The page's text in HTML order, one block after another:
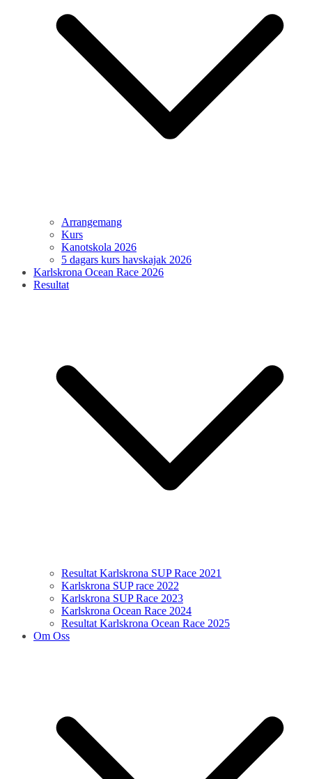
Arrangemang
Kurs
Kanotskola 2026
5 dagars kurs havskajak 2026
Karlskrona Ocean Race 2026
Resultat
Resultat Karlskrona SUP Race 2021
Karlskrona SUP race 2022
Karlskrona SUP Race 2023
Karlskrona Ocean Race 2024
Resultat Karlskrona Ocean Race 2025
Om Oss